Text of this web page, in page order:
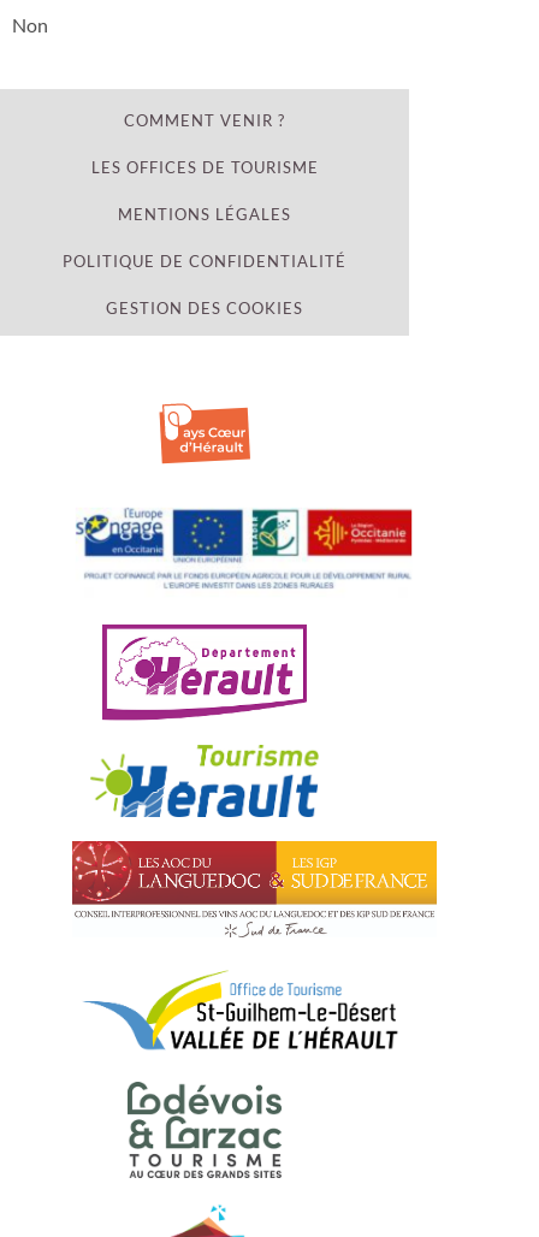
Non
COMMENT VENIR ?
LES OFFICES DE TOURISME
MENTIONS LÉGALES
POLITIQUE DE CONFIDENTIALITÉ
GESTION DES COOKIES